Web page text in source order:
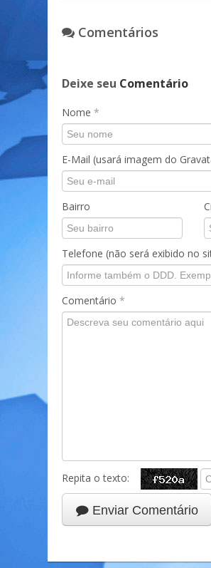
Comentários
Deixe seu Comentário
Nome *
E-Mail (usará imagem do
Bairro
Telefone (não será exibido no
Comentário *
Repita o texto:
Enviar Comentário